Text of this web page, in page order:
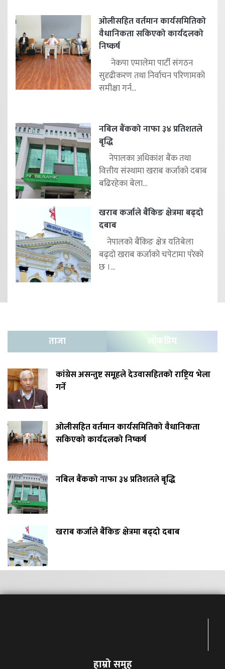
ओलीसहित वर्तमान कार्यसमितिको
वैधानिकता सकिएको कार्यदलको
निष्कर्ष
नेकपा एमालेमा पार्टी संगठन
सुदृढीकरण तथा निर्वाचन परिणामको
समीक्षा गर्न...
नबिल बैंकको नाफा ३४ प्रतिशतले
बृद्धि
नेपालका अधिकांश बैंक तथा
वित्तीय संस्थामा खराब कर्जाको दबाब
बढिरहेका बेला...
खराब कर्जाले बैंकिङ क्षेत्रमा बढ्दो
दबाब
नेपालको बैंकिङ क्षेत्र यतिबेला
बढ्दो खराब कर्जाको चपेटामा परेको
छ ।...
ताजा लोकप्रिय
कांग्रेस असन्तुष्ट समूहले देउवासहितको राष्ट्रिय भेला
गर्ने
ओलीसहित वर्तमान कार्यसमितिको वैधानिकता
सकिएको कार्यदलको निष्कर्ष
नबिल बैंकको नाफा ३४ प्रतिशतले बृद्धि
खराब कर्जाले बैंकिङ क्षेत्रमा बढ्दो दबाब
हाम्रो समुह